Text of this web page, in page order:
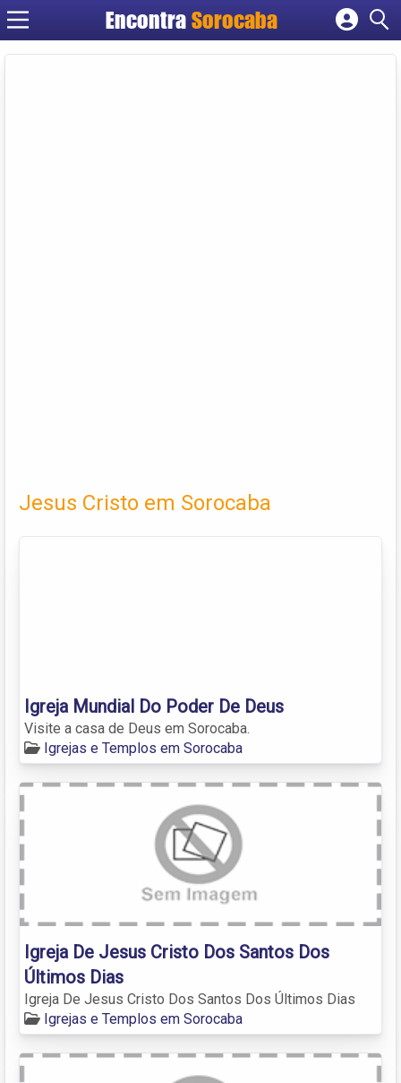
EncontraSorocaba
Cadastrar empresa
Jesus Cristo em Sorocaba
Igreja Mundial Do Poder De Deus
Visite a casa de Deus em Sorocaba.
Igrejas e Templos em Sorocaba
Igreja De Jesus Cristo Dos Santos Dos
Últimos Dias
Igreja De Jesus Cristo Dos Santos Dos Últimos Dias
Igrejas e Templos em Sorocaba